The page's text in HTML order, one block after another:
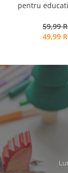
pentru
cm, 3
59,99
49,99